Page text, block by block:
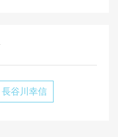
長谷川幸信